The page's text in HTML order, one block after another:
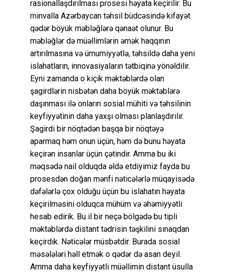
rasionallaşdırılması prosesi həyata keçirilir. Bu
minvalla Azərbaycan təhsil büdcəsində kifayət
qədər böyük məbləğlərə qənaət olunur. Bu
məbləğlər də müəllimlərin əmək haqqının
artırılmasına və ümumiyyətlə, təhsildə daha yeni
islahatların, innovasiyaların tətbiqinə yönəldilir.
Eyni zamanda o kiçik məktəblərdə olan
şagirdlərin nisbətən daha böyük məktəblərə
daşınması ilə onların sosial mühiti və təhsilinin
keyfiyyətinin daha yaxşı olması planlaşdırılır.
Şagirdi bir nöqtədən başqa bir nöqtəyə
aparmaq həm onun üçün, həm də bunu həyata
keçirən insanlar üçün çətindir. Amma bu iki
məqsədə nail olduqda əldə etdiyimiz fayda bu
prosesdən doğan mənfi nəticələrlə müqayisədə
dəfələrlə çox olduğu üçün bu islahatın həyata
keçirilməsini olduqca mühüm və əhəmiyyətli
hesab edirik. Bu il bir neçə bölgədə bu tipli
məktəblərdə distant tədrisin təşkilini sınaqdan
keçirdik. Nəticələr müsbətdir. Burada sosial
məsələləri həll etmək o qədər də asan deyil.
Amma daha keyfiyyətli müəllimin distant üsulla